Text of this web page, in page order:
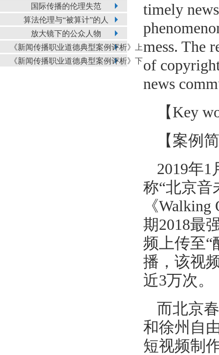
国际传播的伦理失范
算法伦理与“被算计”的人
放大镜下的公众人物
《新闻传播职业道德典型案例评析》上
《新闻传播职业道德典型案例评析》下
timely
mess. The
of
news
【Key
【案例
2019年
称“北京音
《
期2018最
频上传至“
播，该视
近3万次。
而北京
和徐州自
短视频制